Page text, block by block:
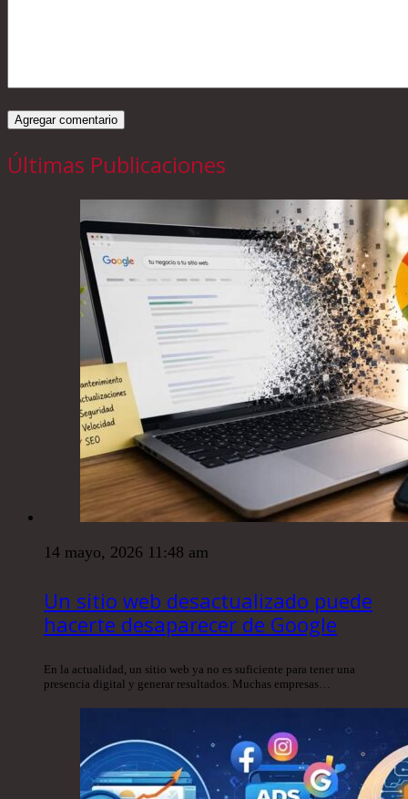
Últimas Publicaciones
14 mayo, 2026 11:48 am
Un sitio web desactualizado puede
hacerte desaparecer de Google
En la actualidad, un sitio web ya no es suficiente para tener una
presencia digital y generar resultados. Muchas empresas…